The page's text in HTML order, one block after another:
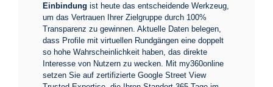
Einbindung ist heute das entscheidende Werkzeug,
um das Vertrauen Ihrer Zielgruppe durch 100%
Transparenz zu gewinnen. Aktuelle Daten belegen,
dass Profile mit virtuellen Rundgängen eine doppelt
so hohe Wahrscheinlichkeit haben, das direkte
Interesse von Nutzern zu wecken. Mit my360online
setzen Sie auf zertifizierte Google Street View